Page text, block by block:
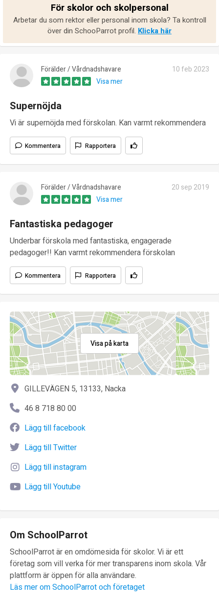
För skolor och skolpersonal
Arbetar du som rektor eller personal inom skola? Ta kontroll
över din SchooParrot profil. Klicka här
Förälder / Vårdnadshavare
10 feb 2023
Visa mer
Supernöjda
Vi är supernöjda med förskolan. Kan varmt rekommendera
Kommentera Rapportera
Förälder / Vårdnadshavare
20 sep 2019
Visa mer
Fantastiska pedagoger
Underbar förskola med fantastiska, engagerade
pedagoger!! Kan varmt rekommendera förskolan
Kommentera Rapportera
Visa på karta
GILLEVÄGEN 5, 13133, Nacka
46 8 718 80 00
Lägg till facebook
Lägg till Twitter
Lägg till instagram
Lägg till Youtube
Om SchoolParrot
SchoolParrot är en omdömesida för skolor. Vi är ett
företag som vill verka för mer transparens inom skola. Vår
plattform är öppen för alla användare.
Läs mer om SchoolParrot och företaget